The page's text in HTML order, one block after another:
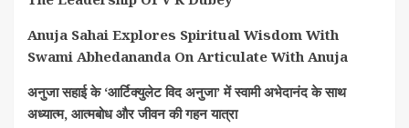
Anuja Sahai Explores Spiritual Wisdom With
Swami Abhedananda On Articulate With Anuja
अनुजा सहाई के ‘आर्टिक्युलेट विद अनुजा’ में स्वामी अभेदानंद के साथ
अध्यात्म, आत्मबोध और जीवन की गहन यात्रा